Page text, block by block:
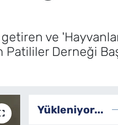
ve
Derneği
Yükleniyor...